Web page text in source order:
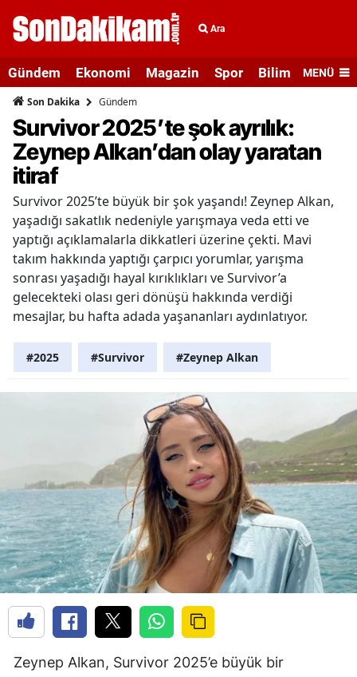
Ara
Gündem Ekonomi Magazin Spor Bilim veMENÜ
Son Dakika Gündem
Survivor 2025’te şok ayrılık:
Zeynep Alkan’dan olay yaratan
itiraf
Survivor 2025’te büyük bir şok yaşandı! Zeynep Alkan,
yaşadığı sakatlık nedeniyle yarışmaya veda etti ve
yaptığı açıklamalarla dikkatleri üzerine çekti. Mavi
takım hakkında yaptığı çarpıcı yorumlar, yarışma
sonrası yaşadığı hayal kırıklıkları ve Survivor’a
gelecekteki olası geri dönüşü hakkında verdiği
mesajlar, bu hafta adada yaşananları aydınlatıyor.
#2025 #Survivor #Zeynep Alkan
Zeynep Alkan, Survivor 2025’e büyük bir